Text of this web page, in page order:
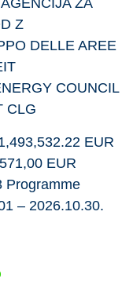
ZA
Z
DELLE AREE
COUNCIL
CLG
EUR
EUR
Programme
– 2026.10.30.